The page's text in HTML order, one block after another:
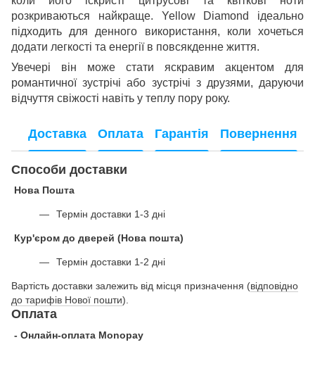
розкриваються найкраще. Yellow Diamond ідеально
підходить для денного використання, коли хочеться
додати легкості та енергії в повсякденне життя.
Увечері він може стати яскравим акцентом для
романтичної зустрічі або зустрічі з друзями, даруючи
відчуття свіжості навіть у теплу пору року.
Доставка Оплата Гарантія Повернення
Способи доставки
Нова Пошта
Термін доставки 1-3 дні
Кур'єром до дверей (Нова пошта)
Термін доставки 1-2 дні
Вартість доставки залежить від місця призначення (відповідно
до тарифів Нової пошти).
Оплата
- Онлайн-оплата Monopay